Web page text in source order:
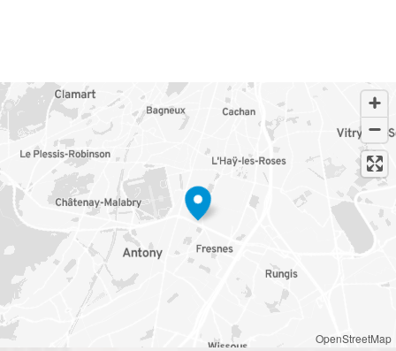
OpenStreetMap